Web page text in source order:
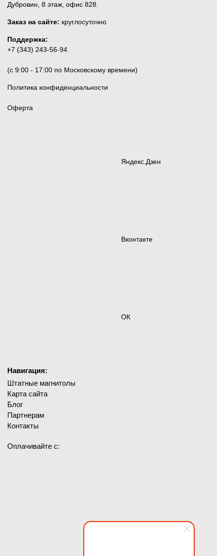
Дубровин, 8 этаж, офис 828.
Заказ на сайте: круглосуточно
Поддержка:
+7 (343) 243-56-94
(c 9:00 - 17:00 по Московскому времени)
Политика конфиденциальности
Оферта
Яндекс.Дзен
Вконтакте
ОК
Навигация:
Штатные магнитолы
Карта сайта
Блог
Партнерам
Контакты
Оплачивайте с: